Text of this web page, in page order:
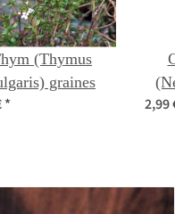
(Thymus
graines
* 2,99